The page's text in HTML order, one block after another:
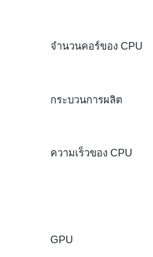
จำนวนคอร์ของ CPU
กระบวนการผลิต
ความเร็วของ CPU
GPU